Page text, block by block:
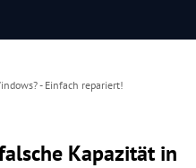
- Einfach repariert!
Kapazität in